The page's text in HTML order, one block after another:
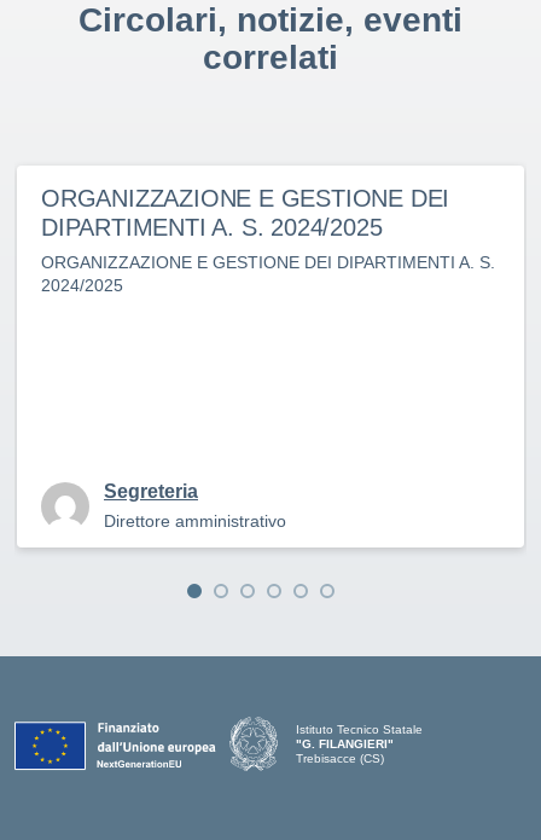
Circolari, notizie, eventi
correlati
ORGANIZZAZIONE E GESTIONE DEI
DIPARTIMENTI A. S. 2024/2025
ORGANIZZAZIONE E GESTIONE DEI DIPARTIMENTI A. S.
2024/2025
Segreteria
Direttore amministrativo
Istituto Tecnico Statale
"G. FILANGIERI"
Trebisacce (CS)